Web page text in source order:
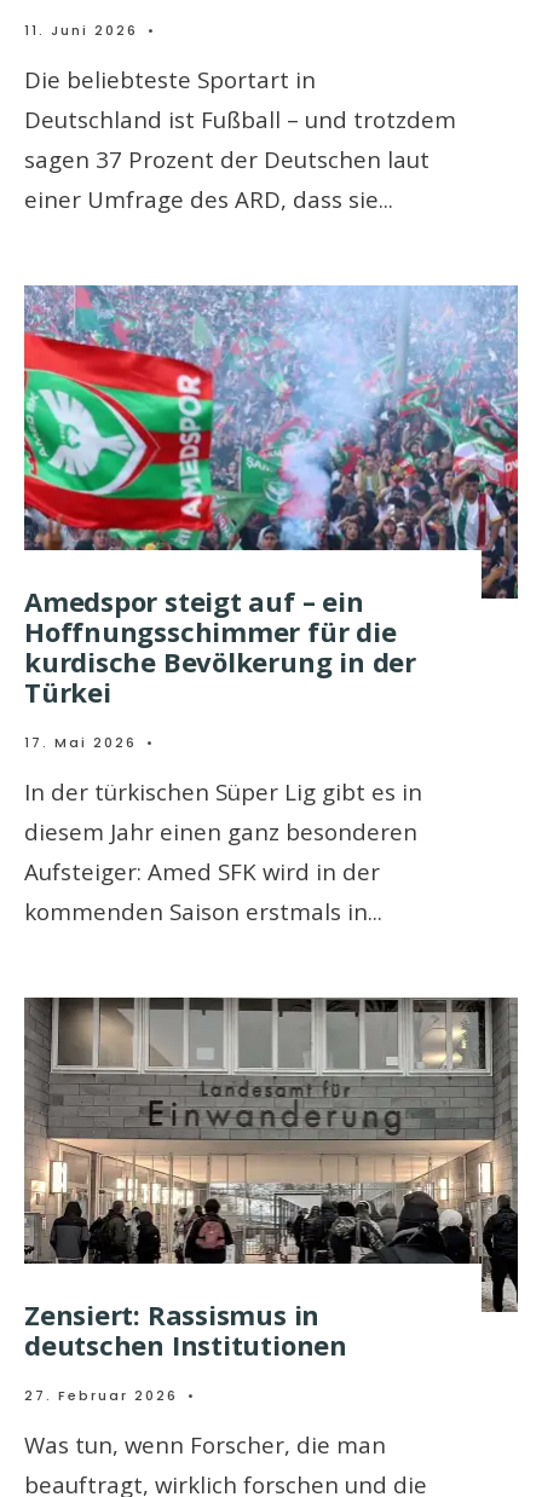
11. Juni 2026 •
Die beliebteste Sportart in
Deutschland ist Fußball – und trotzdem
sagen 37 Prozent der Deutschen laut
einer Umfrage des ARD, dass sie...
Amedspor steigt auf – ein
Hoffnungsschimmer für die
kurdische Bevölkerung in der
Türkei
17. Mai 2026 •
In der türkischen Süper Lig gibt es in
diesem Jahr einen ganz besonderen
Aufsteiger: Amed SFK wird in der
kommenden Saison erstmals in...
Zensiert: Rassismus in
deutschen Institutionen
27. Februar 2026 •
Was tun, wenn Forscher, die man
beauftragt, wirklich forschen und die